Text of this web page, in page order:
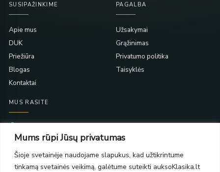
Mums rūpi Jūsų privatumas
Šioje svetainėje naudojame slapukus, kad užtikrintume
tinkamą svetainės veikimą, galėtume suteikti auksoKlasika.lt
SUSIPAŽINKIME
Apie mus
DUK
Priežiūra
Blogas
Kontaktai
PAGALBA
Užsakymai
Grąžinimas
Privatumo politika
Taisyklės
MUS RASITE
PC Molas, Klaipėda
PC BIG 2, Klaipėda
Šilutės pl. 35